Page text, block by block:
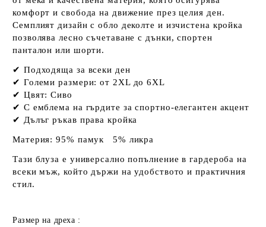
комфорт и свобода на движение през целия ден.
Семплият дизайн с обло деколте и изчистена кройка
позволява лесно съчетаване с дънки, спортен
панталон или шорти.
✔ Подходяща за всеки ден
✔ Големи размери: от 2XL до 6XL
✔ Цвят:Сиво
✔ С емблема на гърдите за спортно-елегантен акцент
✔ Дълъг ръкав права кройка
Материя: 95% памук 5% ликра
Тази блуза е универсално попълнение в гардероба на
всеки мъж, който държи на удобството и практичния
стил.
Размер на дреха :